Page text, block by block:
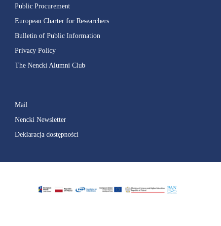
Public Procurement
European Charter for Researchers
Bulletin of Public Information
Privacy Policy
The Nencki Alumni Club
Mail
Nencki Newsletter
Deklaracja dostępności